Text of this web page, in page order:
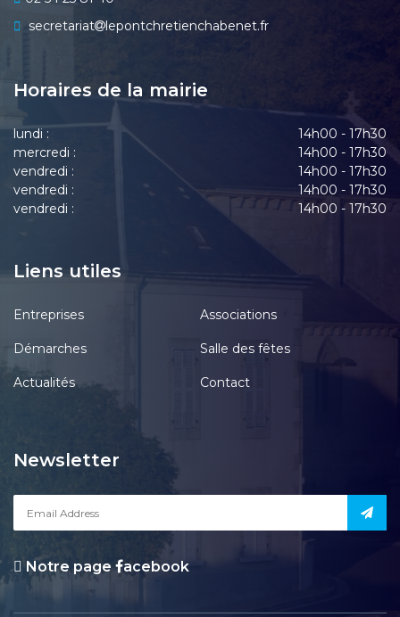
secretariat
lepontchretienchabenet.fr
Horaires de la mairie
lundi :
14h00 - 17h30
mercredi :
14h00 - 17h30
vendredi :
14h00 - 17h30
vendredi :
14h00 - 17h30
vendredi :
14h00 - 17h30
Liens utiles
Entreprises Associations
Démarches Salle des fêtes
Actualités Contact
Newsletter
Notre page acebook